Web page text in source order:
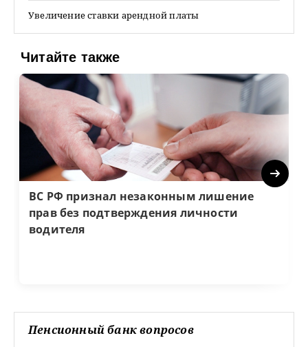
Увеличение ставки арендной платы
Читайте также
ВС РФ признал незаконным лишение
прав без подтверждения личности
водителя
Next
Пенсионный банк вопросов